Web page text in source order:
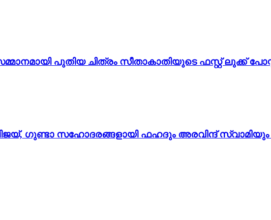
പുതിയ ചിത്രം സീതാകാതിയുടെ ഫസ്റ്റ് ലുക്ക്
ഗുണ്ടാ സഹോദരങ്ങളായി ഫഹദും അരവിന്ദ് സ്വാമിയും